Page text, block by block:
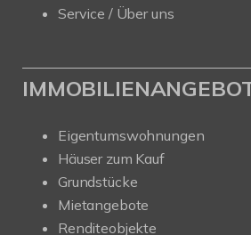
Service / Über uns
Eigentumswohnungen
Häuser zum Kauf
Grundstücke
Mietangebote
Renditeobjekte